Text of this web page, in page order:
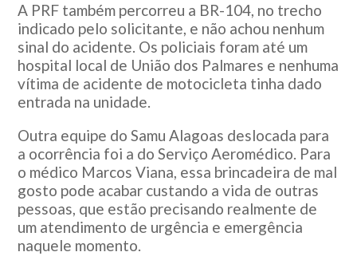
A PRF também percorreu a BR-104, no trecho
indicado pelo solicitante, e não achou nenhum
sinal do acidente. Os policiais foram até um
hospital local de União dos Palmares e nenhuma
vítima de acidente de motocicleta tinha dado
entrada na unidade.
Outra equipe do Samu Alagoas deslocada para
a ocorrência foi a do Serviço Aeromédico. Para
o médico Marcos Viana, essa brincadeira de mal
gosto pode acabar custando a vida de outras
pessoas, que estão precisando realmente de
um atendimento de urgência e emergência
naquele momento.